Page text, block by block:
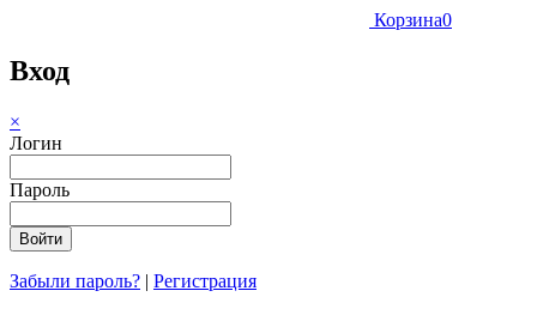
Корзина0
Вход
×
Логин
Пароль
Забыли пароль? | Регистрация